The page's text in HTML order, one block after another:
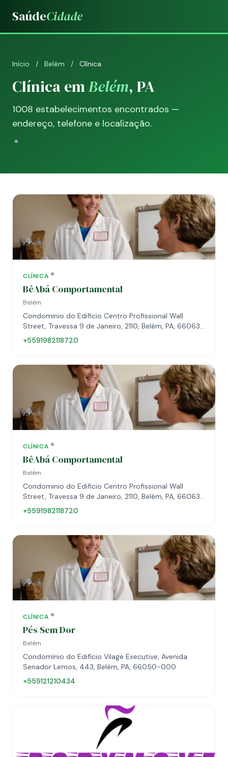
SaúdeCidade
Início / Belém / Clínica
Clínica emBelém, PA
1008 estabelecimentos encontrados —
endereço, telefone e localização.
CLÍNICA
BêAbá Comportamental
Belém
Condominio do Edificio Centro Profissional Wall
Street, Travessa 9 de Janeiro, 2110, Belém, PA, 66063-
260
+5591982118720
CLÍNICA
BêAbá Comportamental
Belém
Condominio do Edificio Centro Profissional Wall
Street, Travessa 9 de Janeiro, 2110, Belém, PA, 66063-
260
+5591982118720
CLÍNICA
Pés Sem Dor
Belém
Condomínio do Edifício Vilage Executive, Avenida
Senador Lemos, 443, Belém, PA, 66050-000
+559121210434